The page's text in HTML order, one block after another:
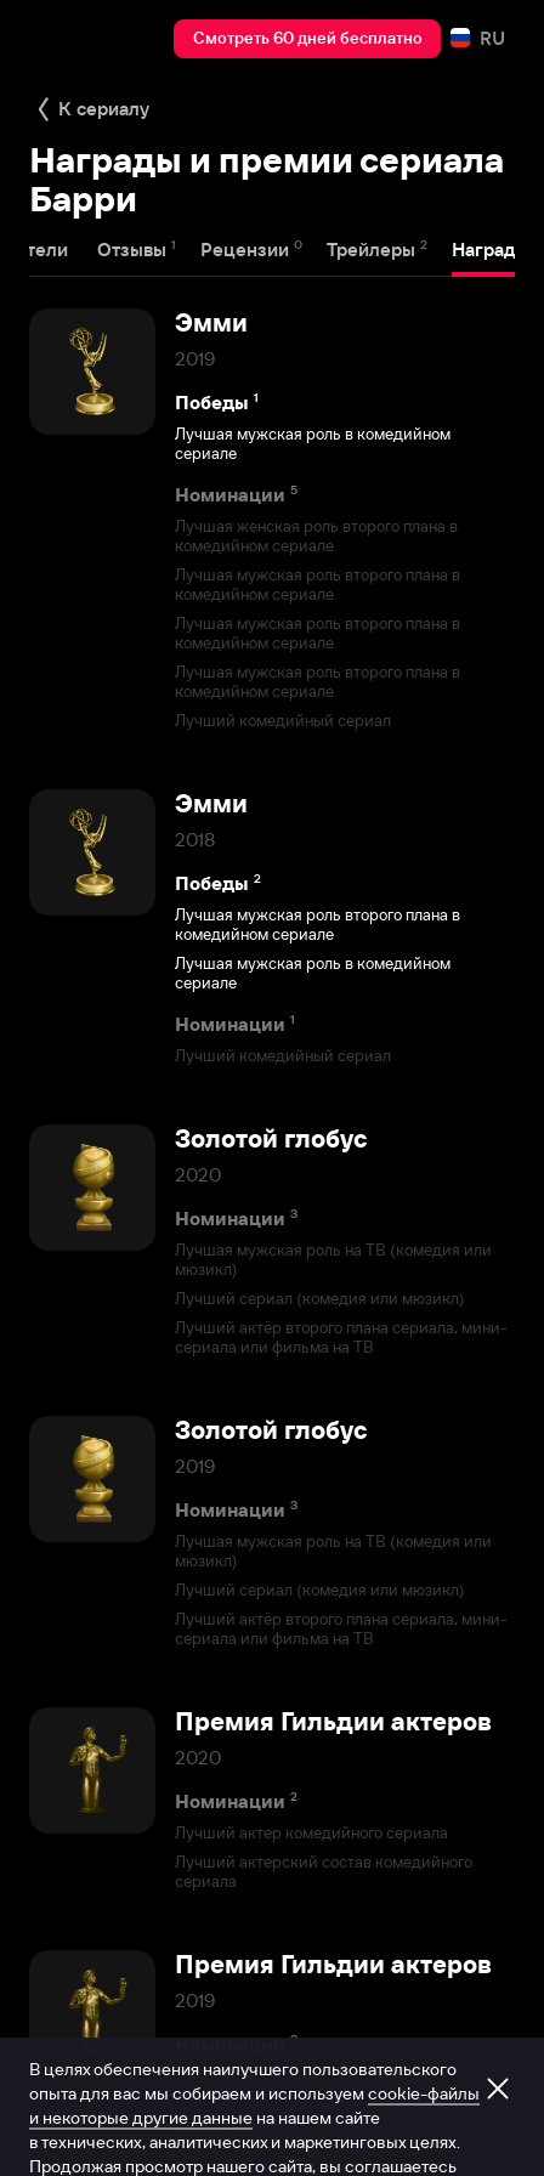
Смотреть 60 дней бесплатно RU
К сериалу
Награды и премии сериала
Барри
Отзывы 1 Рецензии 0 Трейлеры 2 Награды
Эмми
2019
Победы 1
Лучшая мужская роль в комедийном
сериале
Номинации 5
Лучшая женская роль второго плана в
комедийном сериале
Лучшая мужская роль второго плана в
комедийном сериале
Лучшая мужская роль второго плана в
комедийном сериале
Лучшая мужская роль второго плана в
комедийном сериале
Лучший комедийный сериал
Эмми
2018
Победы 2
Лучшая мужская роль второго плана в
комедийном сериале
Лучшая мужская роль в комедийном
сериале
Номинации 1
Лучший комедийный сериал
Золотой глобус
2020
Номинации 3
Лучшая мужская роль на ТВ (комедия или
мюзикл)
Лучший сериал (комедия или мюзикл)
Лучший актёр второго плана сериала, мини-
сериала или фильма на ТВ
Золотой глобус
2019
Номинации 3
Лучшая мужская роль на ТВ (комедия или
мюзикл)
Лучший сериал (комедия или мюзикл)
Лучший актёр второго плана сериала, мини-
сериала или фильма на ТВ
Премия Гильдии актеров
2020
Номинации 2
Лучший актер комедийного сериала
Лучший актерский состав комедийного
сериала
Премия Гильдии актеров
2019
Номинации 3
Лучший актер комедийного сериала
Лучший актер комедийного сериала
Лучший актерский состав комедийного
сериала
В целях обеспечения наилучшего пользовательского
опыта для вас мы собираем и используем cookie-файлы
и некоторые другие данные на нашем сайте
в технических, аналитических и маркетинговых целях.
Продолжая просмотр нашего сайта, вы соглашаетесь